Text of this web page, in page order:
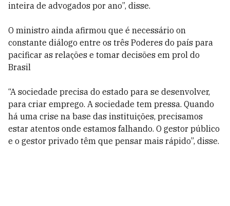
inteira de advogados por ano”, disse.
O ministro ainda afirmou que é necessário on
constante diálogo entre os três Poderes do país para
pacificar as relações e tomar decisões em prol do
Brasil
“A sociedade precisa do estado para se desenvolver,
para criar emprego. A sociedade tem pressa. Quando
há uma crise na base das instituições, precisamos
estar atentos onde estamos falhando. O gestor público
e o gestor privado têm que pensar mais rápido”, disse.